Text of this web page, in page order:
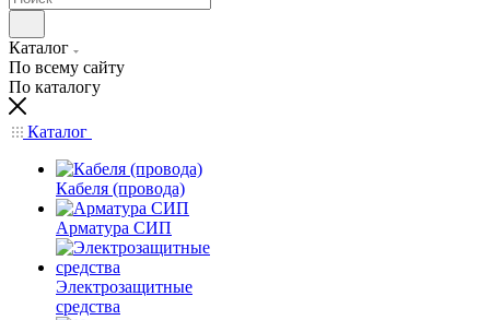
Каталог
По всему сайту
По каталогу
Каталог
Кабеля (провода)
Арматура СИП
Электрозащитные
средства